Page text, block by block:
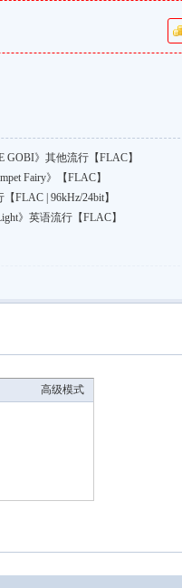
》其他流行【FLAC】
Fairy》【FLAC】
FLAC | 96kHz/24bit】
》英语流行【FLAC】
高级模式